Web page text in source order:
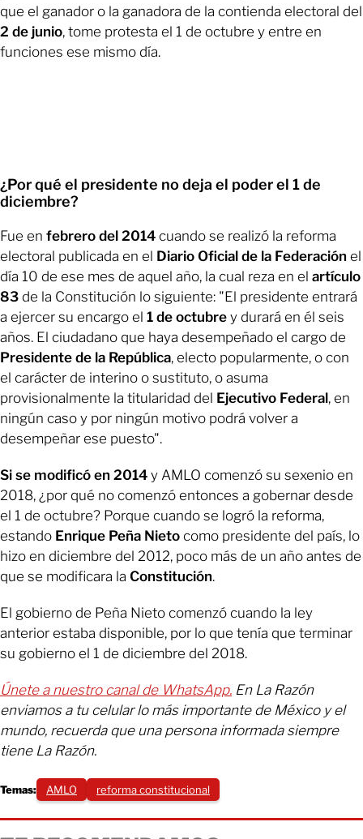
que el ganador o la ganadora de la contienda electoral del
2 de junio, tome protesta el 1 de octubre y entre en
funciones ese mismo día.
¿Por qué el presidente no deja el poder el 1 de
diciembre?
Fue en febrero del 2014 cuando se realizó la reforma
electoral publicada en el Diario Oficial de la Federación el
día 10 de ese mes de aquel año, la cual reza en el artículo
83 de la Constitución lo siguiente: "El presidente entrará
a ejercer su encargo el 1 de octubre y durará en él seis
años. El ciudadano que haya desempeñado el cargo de
Presidente de la República, electo popularmente, o con
el carácter de interino o sustituto, o asuma
provisionalmente la titularidad del Ejecutivo Federal, en
ningún caso y por ningún motivo podrá volver a
desempeñar ese puesto".
Si se modificó en 2014 y AMLO comenzó su sexenio en
2018, ¿por qué no comenzó entonces a gobernar desde
el 1 de octubre? Porque cuando se logró la reforma,
estando Enrique Peña Nieto como presidente del país, lo
hizo en diciembre del 2012, poco más de un año antes de
que se modificara la Constitución.
El gobierno de Peña Nieto comenzó cuando la ley
anterior estaba disponible, por lo que tenía que terminar
su gobierno el 1 de diciembre del 2018.
Únete a nuestro canal de WhatsApp. En La Razón
enviamos a tu celular lo más importante de México y el
mundo, recuerda que una persona informada siempre
tiene La Razón.
Temas: AMLO reforma constitucional